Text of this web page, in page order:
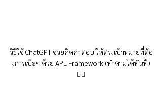
วิธีใช้ ChatGPT ช่วยคิดคำตอบ ให้ตรงเป้าหมายที่ต้อ
งการเป๊ะๆ ด้วย APE Framework (ทำตามได้ทันที)
👇🏻